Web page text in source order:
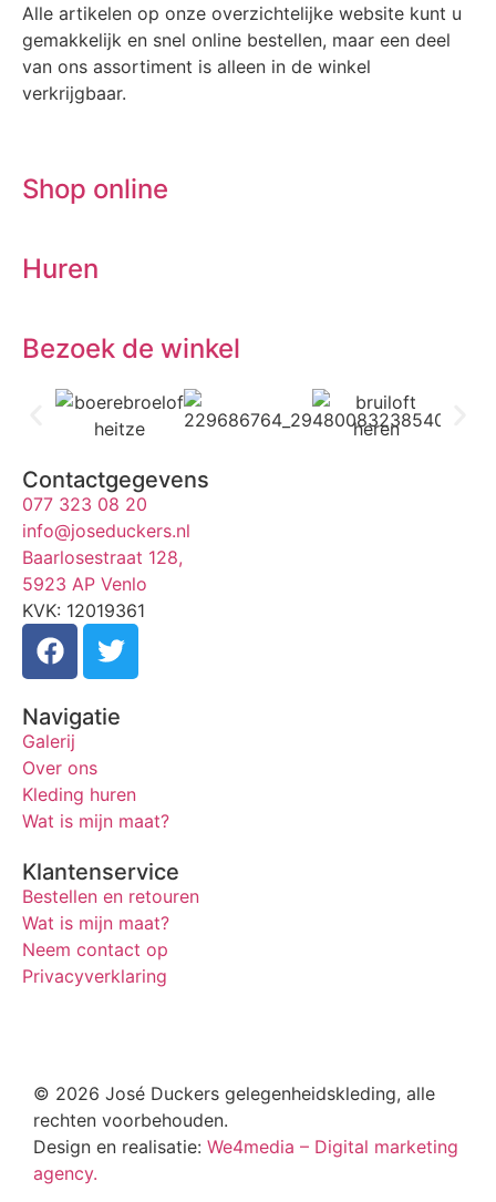
Alle artikelen op onze overzichtelijke website kunt u
gemakkelijk en snel online bestellen, maar een deel
van ons assortiment is alleen in de winkel
verkrijgbaar.
Shop online
Huren
Bezoek de winkel
Contactgegevens
077 323 08 20
info@joseduckers.nl
Baarlosestraat 128,
5923 AP Venlo
KVK: 12019361
Navigatie
Galerij
Over ons
Kleding huren
Wat is mijn maat?
Klantenservice
Bestellen en retouren
Wat is mijn maat?
Neem contact op
Privacyverklaring
© 2026 José Duckers gelegenheidskleding, alle
rechten voorbehouden.
Design en realisatie: We4media – Digital marketing
agency.